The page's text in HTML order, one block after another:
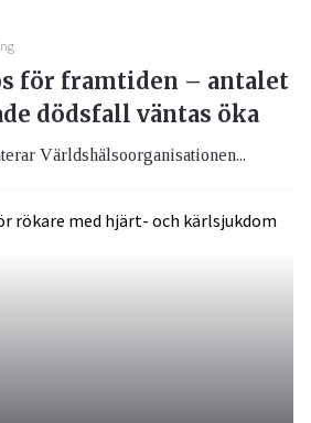
för framtiden – antalet
dödsfall väntas öka
Världshälsoorganisationen...